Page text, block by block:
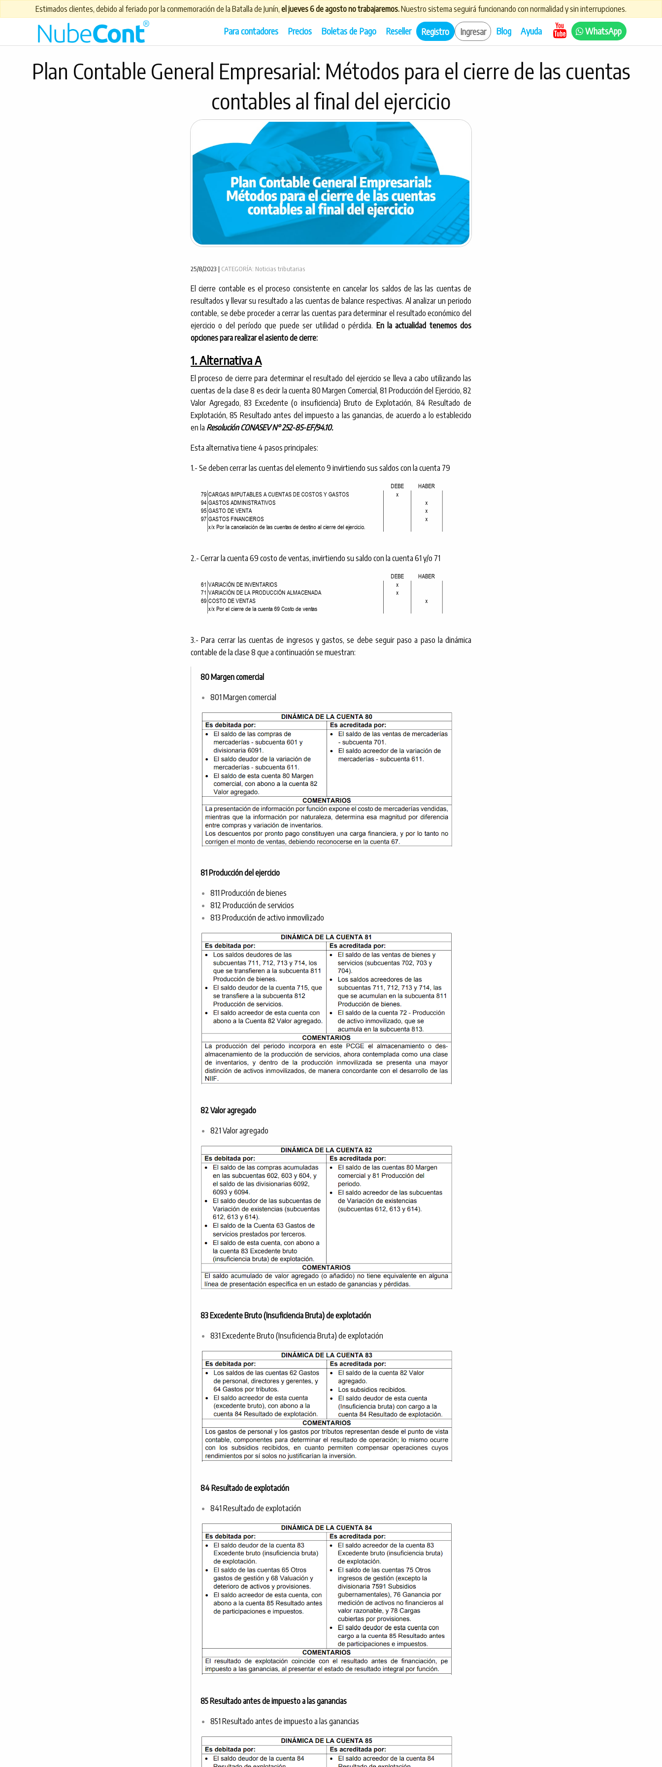
Estimados clientes, debido al feriado por la conmemoración de la Batalla de Junín, el jueves 6 de agosto no trabajaremos.Nuestro sistema seguirá funcionando con normalidad y sin interrupciones.
Para contadores Precios Boletas de Pago Reseller Registro Ingresar Blog Ayuda WhatsApp
Plan Contable General Empresarial: Métodos para el cierre de las cuentas
contables al final del ejercicio
25/8/2023 | CATEGORÍA: Noticias tributarias
El cierre contable es el proceso consistente en cancelar los saldos de las las cuentas de
resultados y llevar su resultado a las cuentas de balance respectivas. Al analizar un periodo
contable, se debe proceder a cerrar las cuentas para determinar el resultado económico del
ejercicio o del período que puede ser utilidad o pérdida. En la actualidad tenemos dos
opciones para realizar el asiento de cierre:
1. Alternativa A
El proceso de cierre para determinar el resultado del ejercicio se lleva a cabo utilizando las
cuentas de la clase 8 es decir la cuenta 80 Margen Comercial, 81 Producción del Ejercicio, 82
Valor Agregado, 83 Excedente (o insuficiencia) Bruto de Explotación, 84 Resultado de
Explotación, 85 Resultado antes del impuesto a las ganancias, de acuerdo a lo establecido
en la Resolución CONASEV N° 252-85-EF/94.10.
Esta alternativa tiene 4 pasos principales:
1.- Se deben cerrar las cuentas del elemento 9 invirtiendo sus saldos con la cuenta 79
2.- Cerrar la cuenta 69 costo de ventas, invirtiendo su saldo con la cuenta 61 y/o 71
3.- Para cerrar las cuentas de ingresos y gastos, se debe seguir paso a paso la dinámica
contable de la clase 8 que a continuación se muestran:
80 Margen comercial
801 Margen comercial
81 Producción del ejercicio
811 Producción de bienes
812 Producción de servicios
813 Producción de activo inmovilizado
82 Valor agregado
821 Valor agregado
83 Excedente Bruto (Insuficiencia Bruta) de explotación
831 Excedente Bruto (Insuficiencia Bruta) de explotación
84 Resultado de explotación
841 Resultado de explotación
85 Resultado antes de impuesto a las ganancias
851 Resultado antes de impuesto a las ganancias